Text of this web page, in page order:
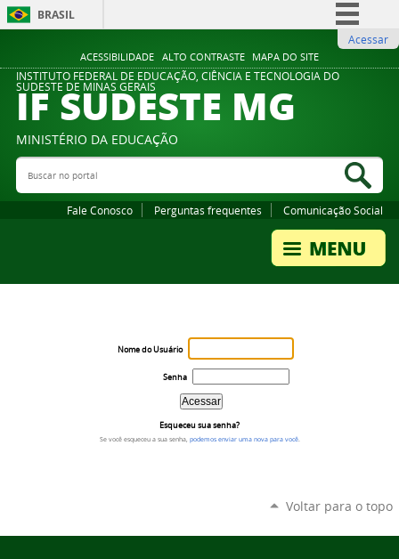
ACESSIBILIDADE ALTO CONTRASTE MAPA DO SITE
BRASIL
Comunica BR
Participe
Legislação
Acessar
INSTITUTO FEDERAL DE EDUCAÇÃO, CIÊNCIA E TECNOLOGIA DO
SUDESTE DE MINAS GERAIS
IF SUDESTE MG
MINISTÉRIO DA EDUCAÇÃO
Buscar no portal
Fale Conosco Perguntas frequentes Comunicação Social
Nome do Usuário
Senha
Esqueceu sua senha?
Se você esqueceu a sua senha, podemos enviar uma nova para você.
Voltar para o topo